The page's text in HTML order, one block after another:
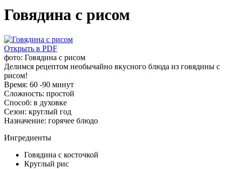
Говядина с рисом
Открыть в PDF
фото: Говядина с рисом
Делимся рецептом необычайно вкусного блюда из говядины с
рисом!
Время: 60 -90 минут
Сложность: простой
Способ: в духовке
Сезон: круглый год
Назначение: горячее блюдо
Ингредиенты
Говядина с косточкой
Круглый рис